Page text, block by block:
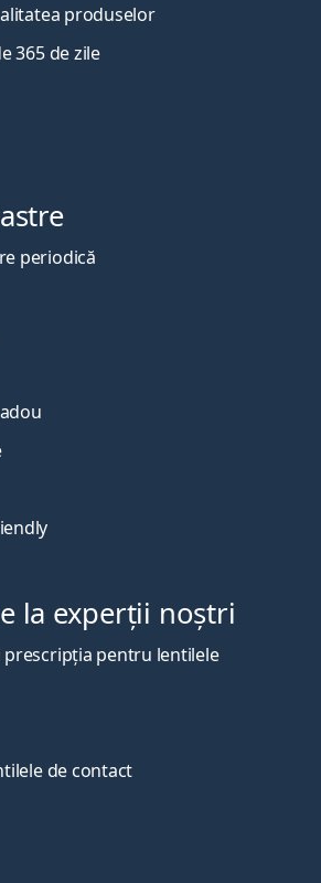
produselor
365 de zile
periodică
la experții noștri
pentru lentilele
de contact